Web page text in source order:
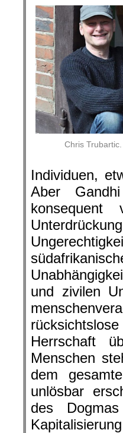
Chris
Individuen,
Aber
konsequent
und zivilen
Herrschaft
Menschen
dem
unlösbar
des